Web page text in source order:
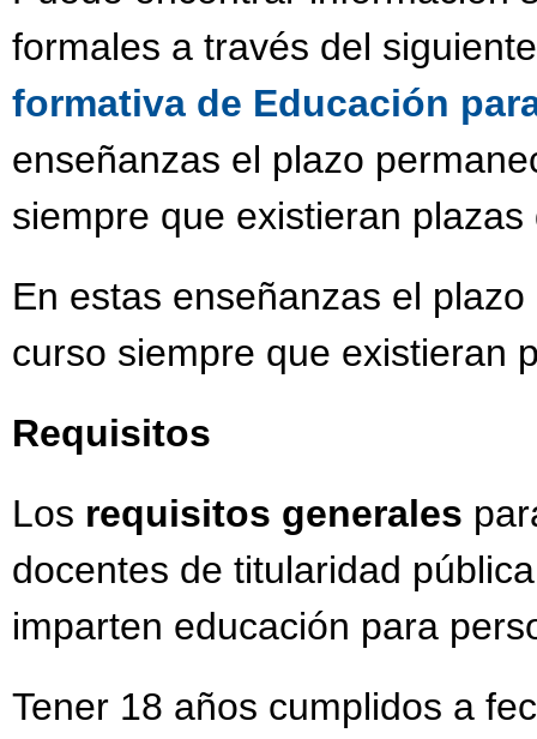
formales a través del
formativa de Educación
enseñanzas el plazo
siempre que existieran plazas
En estas enseñanzas el
curso siempre que existieran
Requisitos
Los requisitos generales
docentes de titularidad
imparten educación para
Tener 18 años cumplidos a